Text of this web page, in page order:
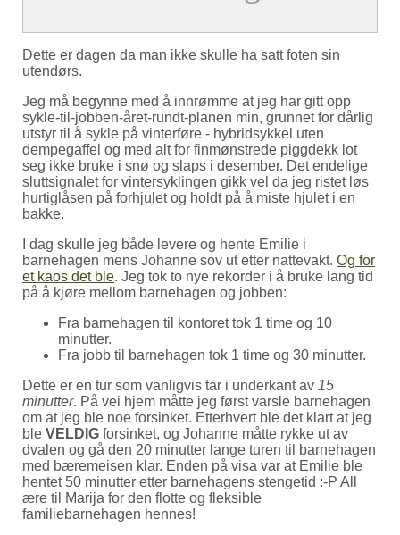
Dette er dagen da man ikke skulle ha satt foten sin
utendørs.
Jeg må begynne med å innrømme at jeg har gitt opp
sykle-til-jobben-året-rundt-planen min, grunnet for dårlig
utstyr til å sykle på vinterføre - hybridsykkel uten
dempegaffel og med alt for finmønstrede piggdekk lot
seg ikke bruke i snø og slaps i desember. Det endelige
sluttsignalet for vintersyklingen gikk vel da jeg ristet løs
hurtiglåsen på forhjulet og holdt på å miste hjulet i en
bakke.
I dag skulle jeg både levere og hente Emilie i
barnehagen mens Johanne sov ut etter nattevakt. Og for
et kaos det ble. Jeg tok to nye rekorder i å bruke lang tid
på å kjøre mellom barnehagen og jobben:
Fra barnehagen til kontoret tok 1 time og 10
minutter.
Fra jobb til barnehagen tok 1 time og 30 minutter.
Dette er en tur som vanligvis tar i underkant av 15
minutter. På vei hjem måtte jeg først varsle barnehagen
om at jeg ble noe forsinket. Etterhvert ble det klart at jeg
ble VELDIG forsinket, og Johanne måtte rykke ut av
dvalen og gå den 20 minutter lange turen til barnehagen
med bæremeisen klar. Enden på visa var at Emilie ble
hentet 50 minutter etter barnehagens stengetid :-P All
ære til Marija for den flotte og fleksible
familiebarnehagen hennes!